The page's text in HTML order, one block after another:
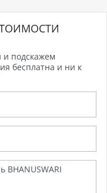
и подскажем
бесплатна и ни к